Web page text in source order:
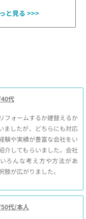
と見る >>>
代
フォームするか建替えるか
ましたが、どちらにも対応
験や実績が豊富な会社をい
介してもらいました。会社
ろんな考え方や方法があ
肢が広がりました。
代/本人